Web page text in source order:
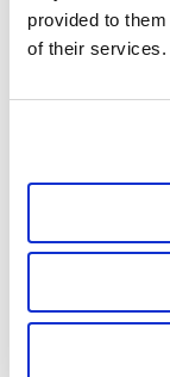
provided to
of their services.
assisté à une
probablement